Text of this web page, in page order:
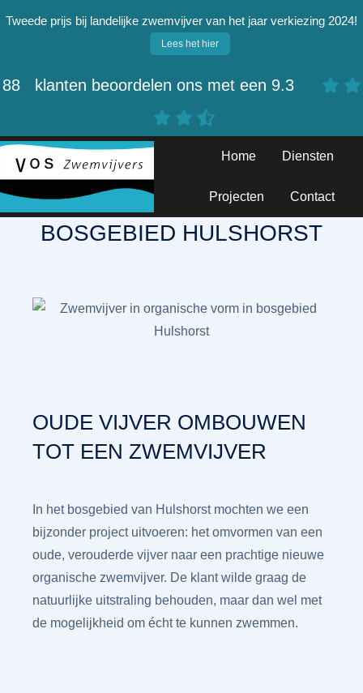
Tweede prijs bij landelijke zwemvijver van het jaar verkiezing 2024!
Lees het hier
88 klanten beoordelen ons met een 9.3
Home Diensten
Projecten Contact
ZWEMVIJVER IN
ORGANISCHE VORM IN
BOSGEBIED HULSHORST
OUDE VIJVER OMBOUWEN
TOT EEN ZWEMVIJVER
In het bosgebied van Hulshorst mochten we een
bijzonder project uitvoeren: het omvormen van een
oude, verouderde vijver naar een prachtige nieuwe
organische zwemvijver. De klant wilde graag de
natuurlijke uitstraling behouden, maar dan wel met
de mogelijkheid om écht te kunnen zwemmen.